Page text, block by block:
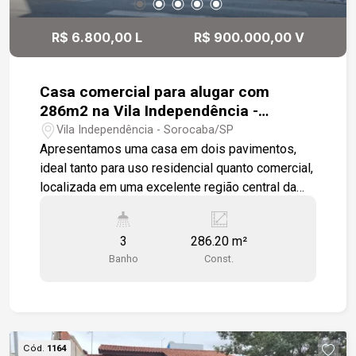
R$ 6.800,00 L R$ 900.000,00 V
Casa comercial para alugar com
286m2 na Vila Independência -
Sorocaba
Vila Independência - Sorocaba/SP
Apresentamos uma casa em dois pavimentos,
ideal tanto para uso residencial quanto comercial,
localizada em uma excelente região central da
piso cerâmico, oferecendo flexibilidade para
diversos layouts de mobiliário ou áreas de
trabalho. Dois cômodos que podem ser
azulejos até o teto, piso em cerâmica e armário
3
Banho
286.20 m²
Const.
Cód. 1164